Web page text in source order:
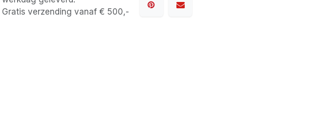
Gratis verzending vanaf € 500,-